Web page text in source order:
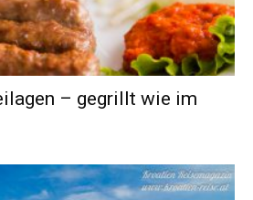
– gegrillt wie im